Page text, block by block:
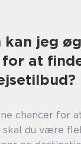
kan jeg
at
chancer for
skal du være